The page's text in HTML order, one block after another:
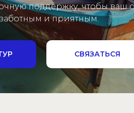
поддержку, чтобы ваш
и приятным.
СВЯЗАТЬСЯ